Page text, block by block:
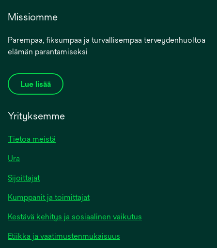
Missiomme
Parempaa, fiksumpaa ja turvallisempaa terveydenhuoltoa
elämän parantamiseksi
Lue lisää
Yrityksemme
Tietoa meistä
Ura
Sijoittajat
Kumppanit ja toimittajat
Kestävä kehitys ja sosiaalinen vaikutus
Etiikka ja vaatimustenmukaisuus